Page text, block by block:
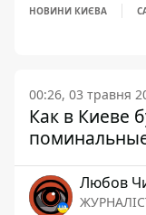
НОВИНИ КИЄВА
00:26, 03 травня
Как в Киеве
Любов